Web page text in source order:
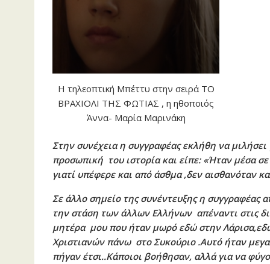
Η τηλεοπτική Μπέττυ στην σειρά ΤΟ
ΒΡΑΧΙΟΛΙ ΤΗΣ ΦΩΤΙΑΣ , η ηθοποιός
Άννα- Μαρία Μαρινάκη
Στην συνέχεια η συγγραφέας εκλήθη να
προσωπική του ιστορία και είπε: «Ήταν μέσα
γιατί υπέφερε και από άσθμα ,δεν
Σε άλλο σημείο της συνέντευξης η
την στάση των άλλων Ελλήνων απέναντι στις
μητέρα μου που ήταν μωρό εδώ στην
Χριστιανών πάνω στο Συκούριο .Αυτό ήταν
πήγαν έτσι..Κάποιοι βοήθησαν, αλλά για να